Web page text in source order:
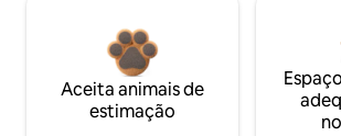
Aceita animais de
estimação